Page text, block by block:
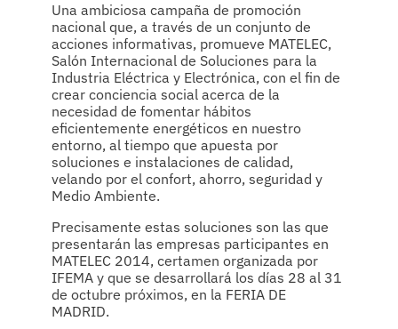
Una ambiciosa campaña de promoción
nacional que, a través de un conjunto de
acciones informativas, promueve MATELEC,
Salón Internacional de Soluciones para la
Industria Eléctrica y Electrónica, con el fin de
crear conciencia social acerca de la
necesidad de fomentar hábitos
eficientemente energéticos en nuestro
entorno, al tiempo que apuesta por
soluciones e instalaciones de calidad,
velando por el confort, ahorro, seguridad y
Medio Ambiente.
Precisamente estas soluciones son las que
presentarán las empresas participantes en
MATELEC 2014, certamen organizada por
IFEMA y que se desarrollará los días 28 al 31
de octubre próximos, en la FERIA DE
MADRID.